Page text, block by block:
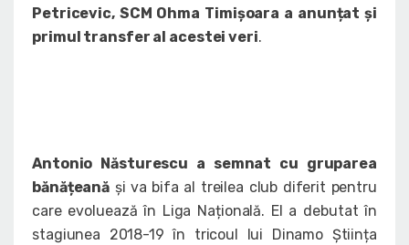
Petricevic, SCM Ohma Timișoara a anunțat și
primul transfer al acestei veri.
Antonio Năsturescu a semnat cu gruparea
bănățeană și va bifa al treilea club diferit pentru
care evoluează în Liga Națională. El a debutat în
stagiunea 2018-19 în tricoul lui Dinamo Știința